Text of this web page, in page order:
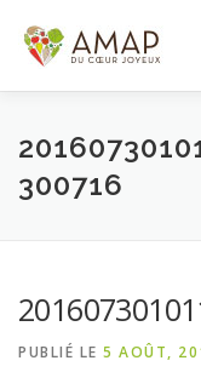
contenu
ACCUEIL
PANIER DE LA
300716
PUBLIÉ LE 5 AOÛT,